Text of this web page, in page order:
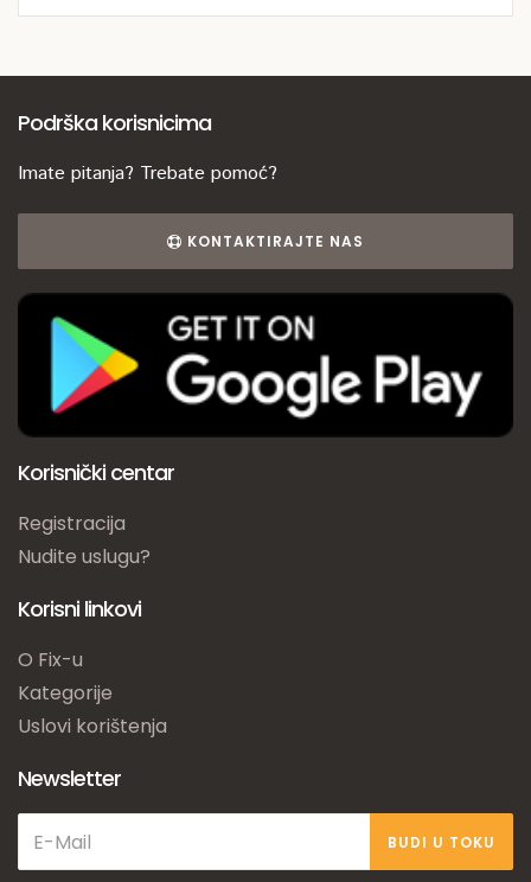
Podrška korisnicima
Imate pitanja? Trebate pomoć?
KONTAKTIRAJTE NAS
Korisnički centar
Registracija
Nudite uslugu?
Korisni linkovi
O Fix-u
Kategorije
Uslovi korištenja
Newsletter
BUDI U TOKU